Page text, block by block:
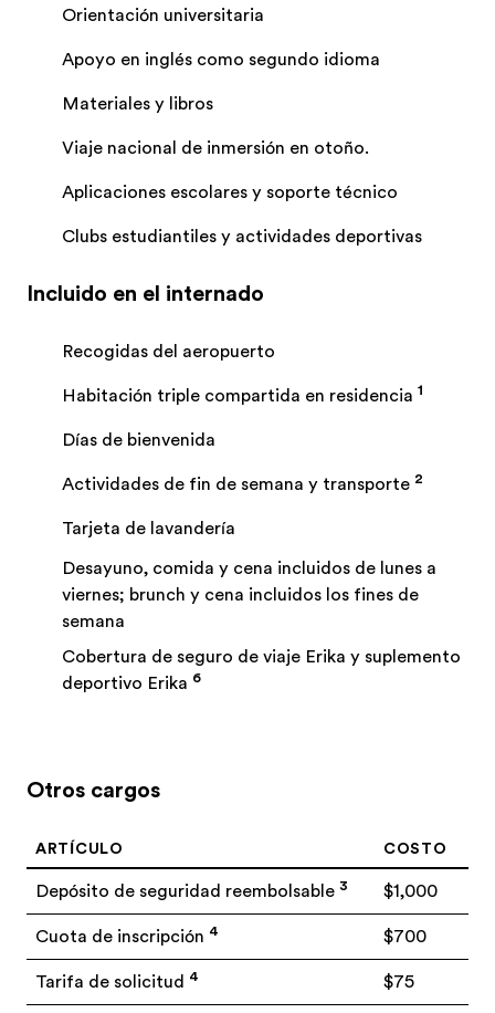
Orientación universitaria
Apoyo en inglés como segundo idioma
Materiales y libros
Viaje nacional de inmersión en otoño.
Aplicaciones escolares y soporte técnico
Clubs estudiantiles y actividades deportivas
Incluido en el internado
Recogidas del aeropuerto
Habitación triple compartida en residencia 1
Días de bienvenida
Actividades de fin de semana y transporte 2
Tarjeta de lavandería
Desayuno, comida y cena incluidos de lunes a
viernes; brunch y cena incluidos los fines de
semana
Cobertura de seguro de viaje Erika y suplemento
deportivo Erika 6
Otros cargos
ARTÍCULO COSTO
Depósito de seguridad reembolsable 3 $1,000
Cuota de inscripción 4 $700
Tarifa de solicitud 4 $75